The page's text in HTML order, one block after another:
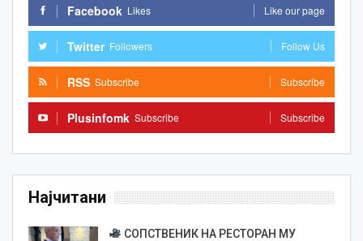
Facebook Likes Like our page
Twitter Followers Follow Us
RSS Subscribe Subscribe
Plusinfomk Subscribe Subscribe
Најчитани
СОПСТВЕНИК НА РЕСТОРАН МУ